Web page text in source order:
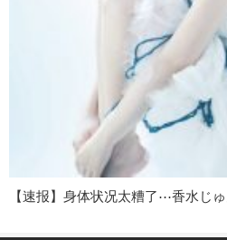
【速报】身体状况太糟了⋯香水じ